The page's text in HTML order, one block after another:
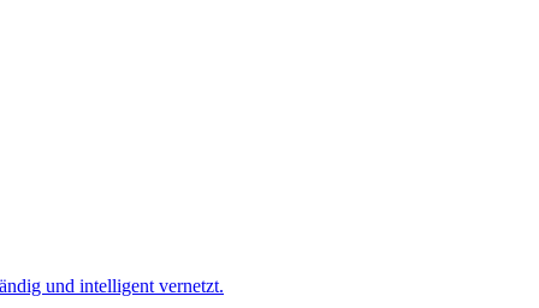
und intelligent vernetzt.